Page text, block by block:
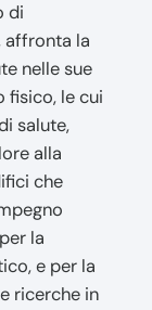
di
affronta la
nelle sue
fisico, le cui
salute,
alla
che
la
e per la
ricerche in